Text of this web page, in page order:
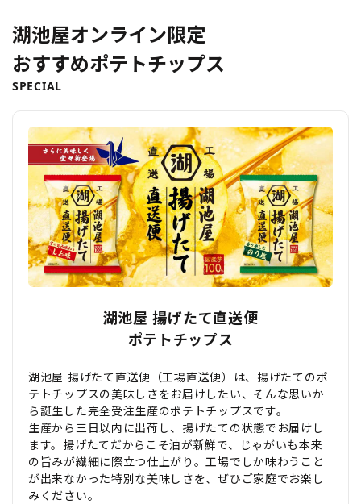
湖池屋オンライン限定
おすすめポテトチップス
SPECIAL
湖池屋 揚げたて直送便
ポテトチップス
湖池屋 揚げたて直送便（工場直送便）は、揚げたてのポ
テトチップスの美味しさをお届けしたい、そんな思いか
ら誕生した完全受注生産のポテトチップスです。
生産から三日以内に出荷し、揚げたての状態でお届けし
ます。揚げたてだからこそ油が新鮮で、じゃがいも本来
の旨みが繊細に際立つ仕上がり。工場でしか味わうこと
が出来なかった特別な美味しさを、ぜひご家庭でお楽し
みください。